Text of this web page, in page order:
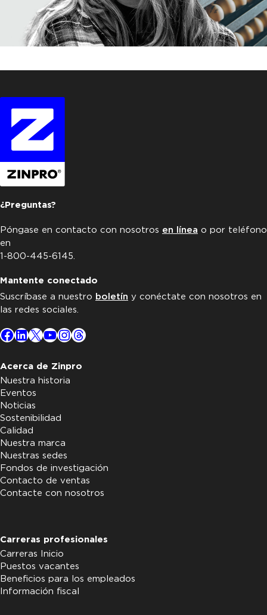
¿Preguntas?
Póngase en contacto con nosotros en línea o por teléfono
en
1-800-445-6145.
Mantente conectado
Suscríbase a nuestro boletín y conéctate con nosotros en
las redes sociales.
Facebook
LinkedIn
X YouTube
Instagram
Threads
Acerca de Zinpro
Nuestra historia
Eventos
Noticias
Sostenibilidad
Calidad
Nuestra marca
Nuestras sedes
Fondos de investigación
Contacto de ventas
Contacte con nosotros
Carreras profesionales
Carreras Inicio
Puestos vacantes
Beneficios para los empleados
Información fiscal